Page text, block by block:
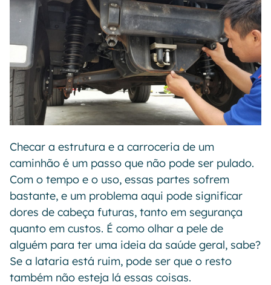
Checar a estrutura e a carroceria de um
caminhão é um passo que não pode ser pulado.
Com o tempo e o uso, essas partes sofrem
bastante, e um problema aqui pode significar
dores de cabeça futuras, tanto em segurança
quanto em custos. É como olhar a pele de
alguém para ter uma ideia da saúde geral, sabe?
Se a lataria está ruim, pode ser que o resto
também não esteja lá essas coisas.